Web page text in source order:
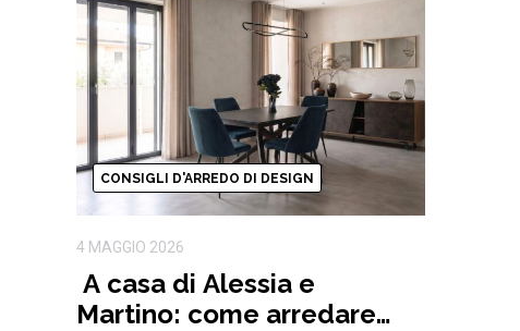
CONSIGLI D'ARREDO DI DESIGN
4 MAGGIO 2026
A casa di Alessia e
Martino: come arredare